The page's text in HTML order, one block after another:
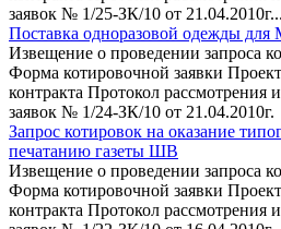
заявок № 1/25-ЗК/10 от 21.04.2010г...
Поставка одноразовой одежды
Извещение о проведении запроса
Форма котировочной заявки
контракта Протокол рассмотрения
заявок № 1/24-ЗК/10 от 21.04.2010г.
Запрос котировок на оказание
печатанию газеты ШВ
Извещение о проведении запроса
Форма котировочной заявки
контракта Протокол рассмотрения